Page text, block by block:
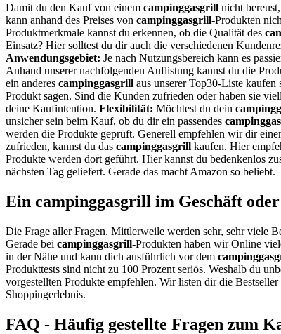
Damit du den Kauf von einem campinggasgrill nicht
kann anhand des Preises von campinggasgrill-Produkten
Produktmerkmale kannst du erkennen, ob die Qualität des
Einsatz? Hier solltest du dir auch die verschiedenen
Anwendungsgebiet: Je nach Nutzungsbereich kann es
Anhand unserer nachfolgenden Auflistung kannst du die
ein anderes campinggasgrill aus unserer Top30-Liste kaufen
Produkt sagen. Sind die Kunden zufrieden oder haben sie
deine Kaufintention. Flexibilität: Möchtest du dein
unsicher sein beim Kauf, ob du dir ein passendes
werden die Produkte geprüft. Generell empfehlen wir dir
zufrieden, kannst du das campinggasgrill kaufen. Hier
Produkte werden dort geführt. Hier kannst du bedenkenlos
nächsten Tag geliefert. Gerade das macht Amazon so beliebt.
Ein campinggasgrill im Geschäft
Die Frage aller Fragen. Mittlerweile werden sehr, sehr viele
Gerade bei campinggasgrill-Produkten haben wir Online
in der Nähe und kann dich ausführlich vor dem
Produkttests sind nicht zu 100 Prozent seriös. Weshalb du
vorgestellten Produkte empfehlen. Wir listen dir die
Shoppingerlebnis.
FAQ - Häufig gestellte Fragen zum